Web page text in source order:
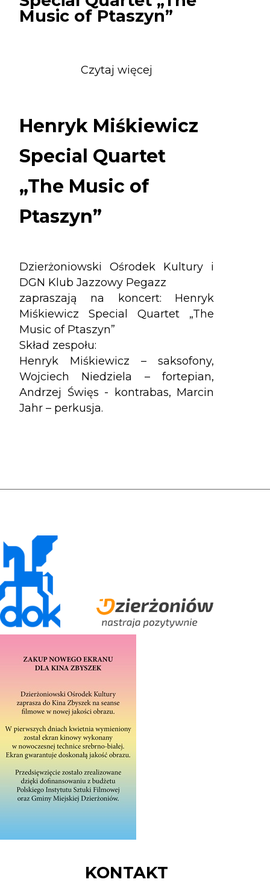
Music of Ptaszyn”
Czytaj więcej
Special
Quartet
„The
Music
Henryk Miśkiewicz
Special Quartet
„The Music of
Ptaszyn”
Dzierżoniowski Ośrodek Kultury i
DGN Klub Jazzowy Pegazz
zapraszają na koncert: Henryk
Miśkiewicz Special Quartet „The
Music of Ptaszyn”
Skład zespołu:
Henryk Miśkiewicz – saksofony,
Wojciech Niedziela – fortepian,
Andrzej Święs - kontrabas, Marcin
Jahr – perkusja.
KONTAKT